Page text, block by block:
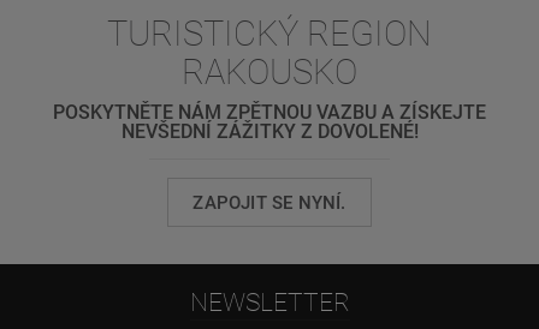
TURISTICKÝ REGION
RAKOUSKO
POSKYTNĚTE NÁM ZPĚTNOU VAZBU A ZÍSKEJTE
NEVŠEDNÍ ZÁŽITKY Z DOVOLENÉ!
ZAPOJIT SE NYNÍ.
NEWSLETTER